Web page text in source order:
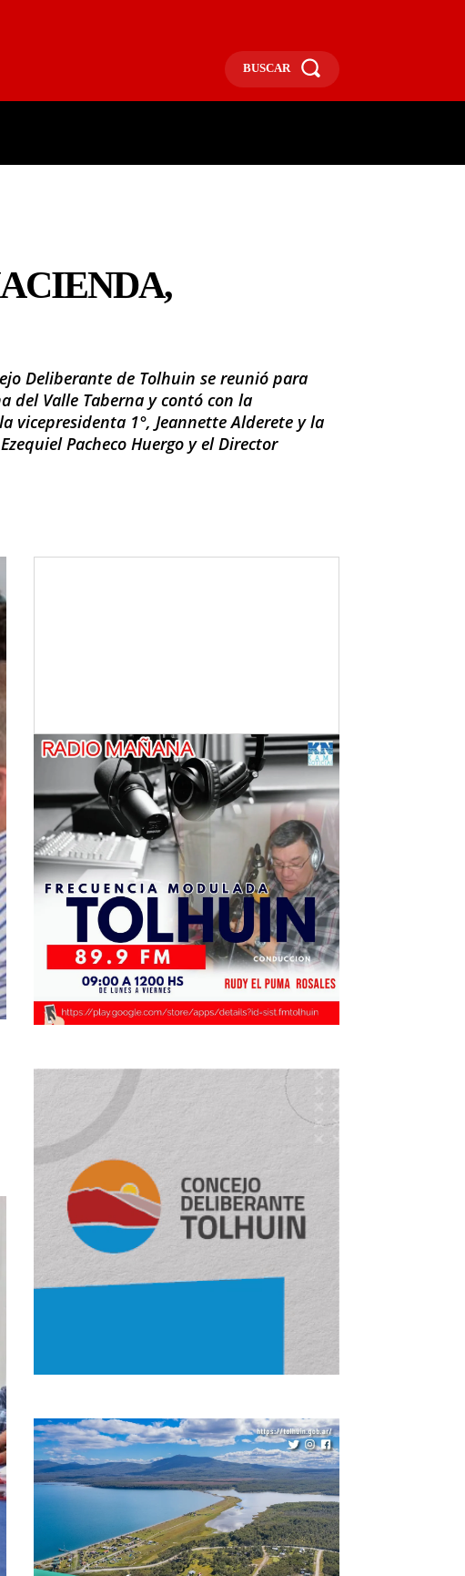
BUSCAR
Deliberante de Tolhuin se reunió para
del Valle Taberna y contó con la
vicepresidenta 1°, Jeannette Alderete y la
Pacheco Huergo y el Director